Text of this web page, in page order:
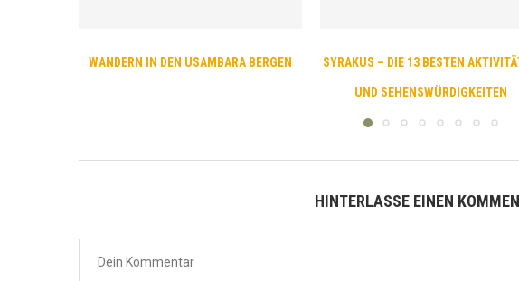
WANDERN IN DEN USAMBARA BERGEN SYRAKUS – DIE 13 BESTEN
UND SEHENSWÜRDIGKEITEN
HINTERLASSE EINEN